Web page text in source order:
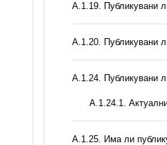
А.1.19. Публикувани
А.1.20. Публикувани
А.1.24. Публикувани
A.1.24.1.
А.1.25. Има ли